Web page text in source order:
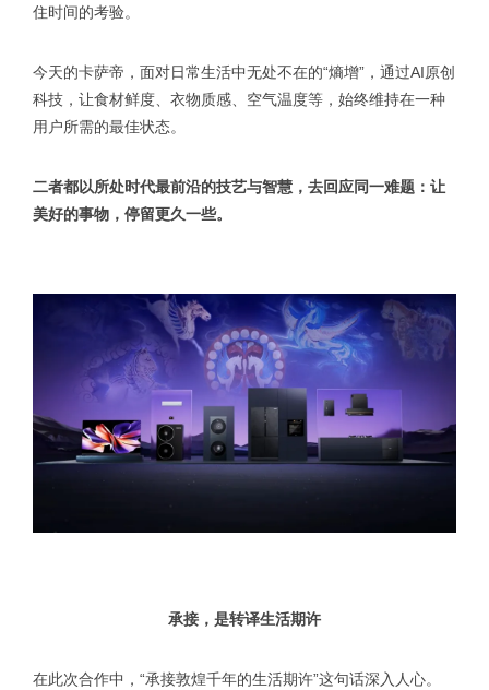
住时间的考验。
今天的卡萨帝，面对日常生活中无处不在的“熵增”，通过AI原创
科技，让食材鲜度、衣物质感、空气温度等，始终维持在一种
用户所需的最佳状态。
二者都以所处时代最前沿的技艺与智慧，去回应同一难题：让
美好的事物，停留更久一些。
承接，是转译生活期许
在此次合作中，“承接敦煌千年的生活期许”这句话深入人心。